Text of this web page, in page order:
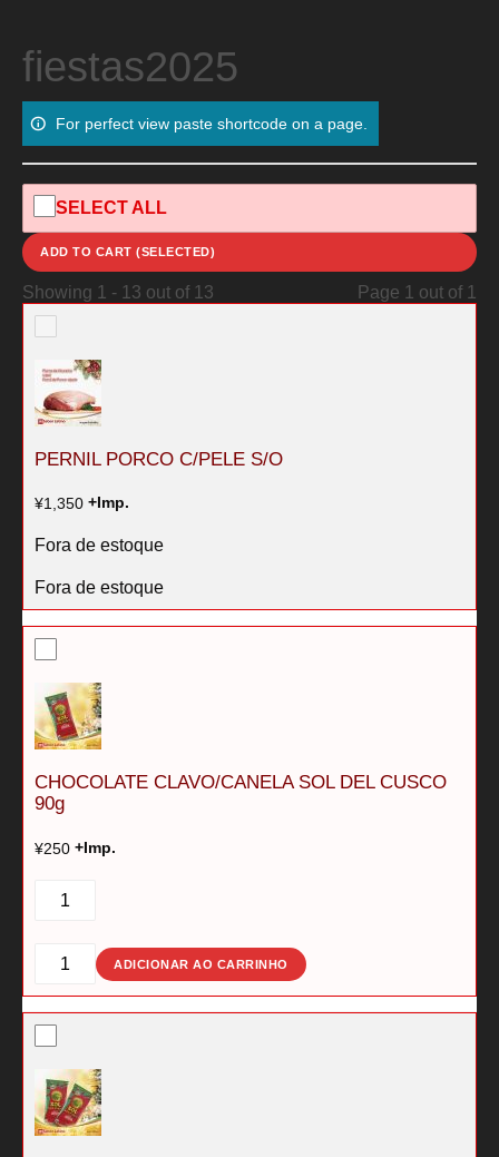
content
contentfiestas2025
For perfect view paste shortcode on a page.
SELECT ALL
ADD TO CART (SELECTED)
Showing 1 - 13 out of 13 Page 1 out of 1
PERNIL PORCO C/PELE S/O
¥1,350 +Imp.
Fora de estoque
Fora de estoque
CHOCOLATE CLAVO/CANELA SOL DEL CUSCO
90g
¥250 +Imp.
CLAVO/CANELA
CUSCO
quantidade
CHOCOLATE
CLAVO/CANELA
SOL
DEL
CUSCO
90g
quantidade
ADICIONAR AO CARRINHO